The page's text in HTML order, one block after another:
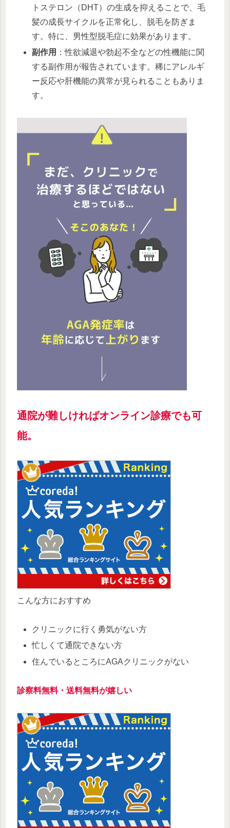
トステロン（DHT）の生成を抑えることで、毛
髪の成長サイクルを正常化し、脱毛を防ぎま
す。特に、男性型脱毛症に効果があります。
副作用 ：性欲減退や勃起不全などの性機能に関
する副作用が報告されています。稀にアレルギ
ー反応や肝機能の異常が見られることもありま
す。
通院が難しければオンライン診療でも可
能。
こんな方におすすめ
クリニックに行く勇気がない方
忙しくて通院できない方
住んでいるところにAGAクリニックがない
診察料無料・送料無料が嬉しい